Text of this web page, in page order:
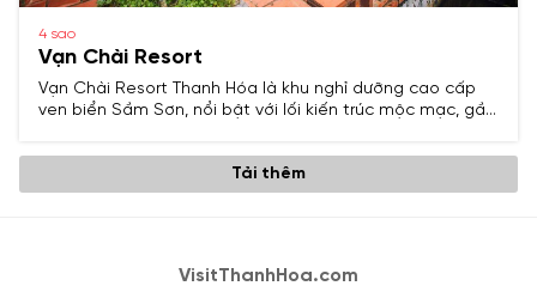
4 sao
Vạn Chài Resort
Vạn Chài Resort Thanh Hóa là khu nghỉ dưỡng cao cấp
ven biển Sầm Sơn, nổi bật với lối kiến trúc mộc mạc, gần
khách trải nghiệm thư giãn trong không gian đậm chất
Tải thêm
VisitThanhHoa.com